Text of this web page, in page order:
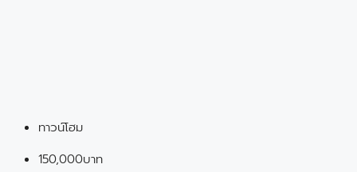
ทาวน์โฮม
150,000บาท